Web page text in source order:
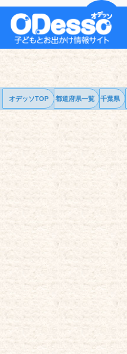
オデッソTOP 都道府県一覧 千葉県